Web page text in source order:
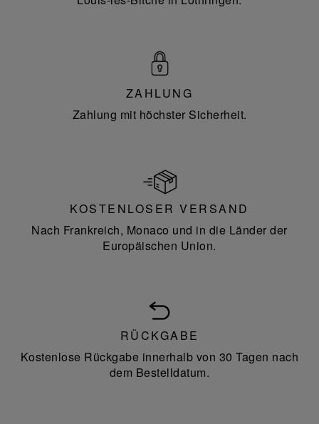
ZAHLUNG
Zahlung mit höchster Sicherheit.
KOSTENLOSER VERSAND
Nach Frankreich, Monaco und in die Länder der
Europäischen Union.
RÜCKGABE
Kostenlose Rückgabe innerhalb von 30 Tagen nach
dem Bestelldatum.